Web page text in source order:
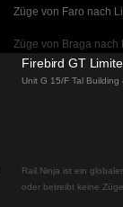
Züge von Faro nach
Züge von Braga nach
Züge von Madrid
Züge von Sevilla
Firebird GT
Unit G 15/F Tal
Rail.Ninja ist ein
oder betreibt keine Züge.